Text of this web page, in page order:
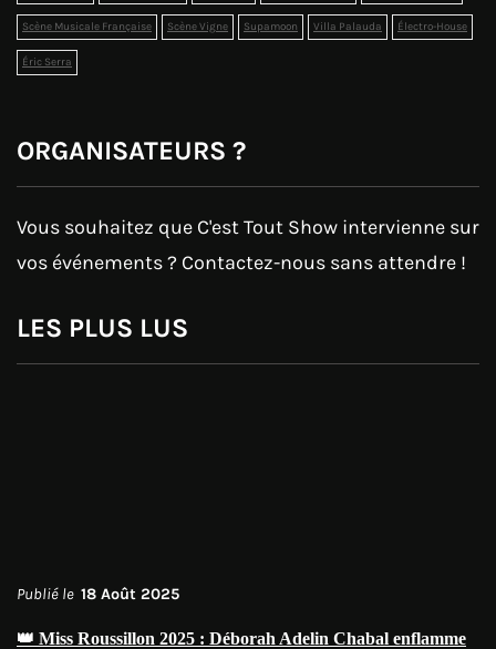
Scène Musicale Française Scène Vigne Supamoon Villa Palauda Électro-House
Éric Serra
ORGANISATEURS ?
Vous souhaitez que C'est Tout Show intervienne sur
vos événements ? Contactez-nous sans attendre !
LES PLUS LUS
Publié le 18 Août 2025
👑 Miss Roussillon 2025 : Déborah Adelin Chabal enflamme